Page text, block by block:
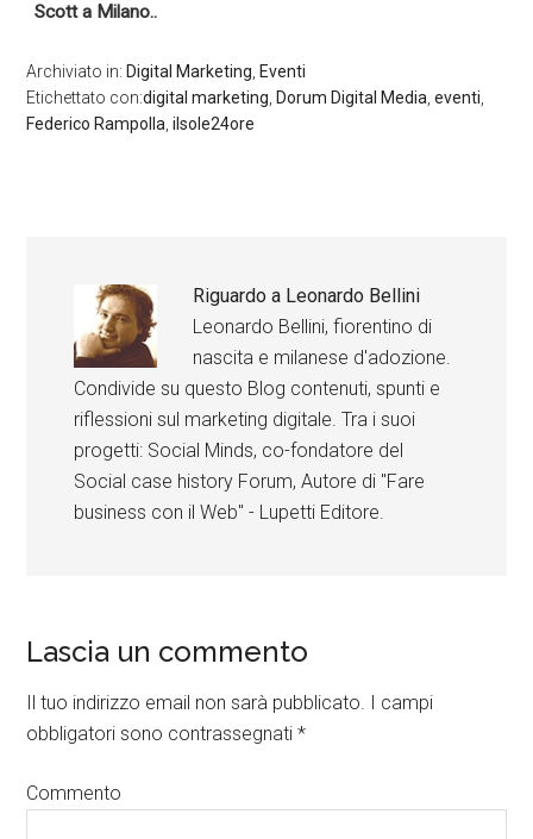
Scott a Milano..
Archiviato in: Digital Marketing Eventi
Etichettato con:digital marketing Dorum Digital Media ,eventi
Federico Rampolla ,ilsole24ore
Riguardo a Leonardo Bellini
Leonardo Bellini, fiorentino di
nascita e milanese d'adozione.
Condivide su questo Blog contenuti, spunti e
riflessioni sul marketing digitale. Tra i suoi
progetti: Social Minds, co-fondatore del
Social case history Forum, Autore di "Fare
business con il Web" - Lupetti Editore.
Lascia un commento
Il tuo indirizzo email non sarà pubblicato. I campi
obbligatori sono contrassegnati*
Commento